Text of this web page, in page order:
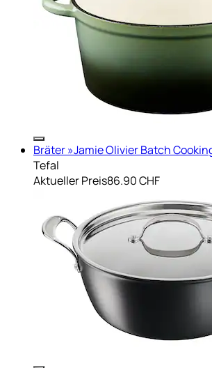
Bräter »Jamie Olivier Batch
Tefal
Aktueller Preis86.90 CHF